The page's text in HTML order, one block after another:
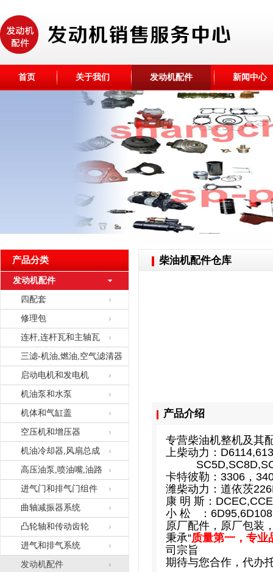
首页 关于我们 发动机配件 新闻中心
产品分类
发动机配件
四配套
修理包
连杆,连杆瓦和主轴瓦
三滤-机油,燃油,空气滤清器
启动电机和发电机
机油泵和水泵
机体和气缸盖
空压机和增压器
机油冷却器,风扇总成
高压油泵,喷油嘴,油路
进气门和排气门组件
曲轴减振器系统
凸轮轴和传动齿轮
进气和排气系统
发动机配件
柴油机配件仓库
产品介绍
专营柴油机
上柴动力：
卡特彼勒：3306，
潍柴动力：道依茨
康 明 斯：
小 松 ：
原厂配件，原厂包装
秉承“质量第一，专业
司宗旨
期待与您合作，代办